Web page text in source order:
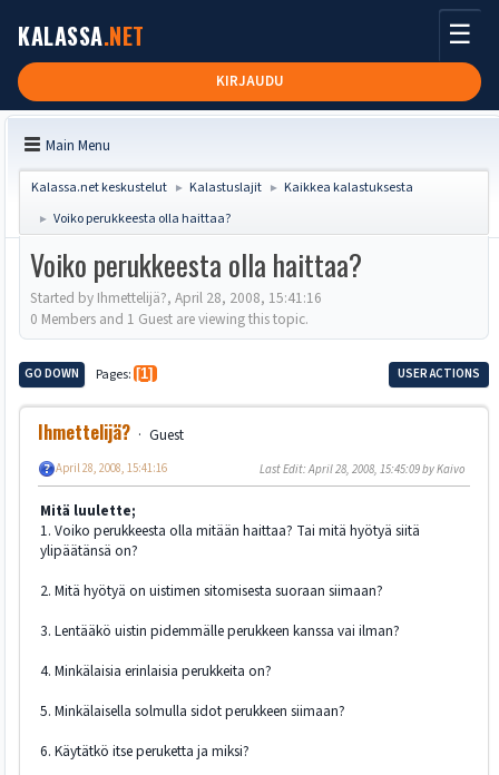
KALASSA.NET
KIRJAUDU
☰
Main Menu
Kalassa.net keskustelut ► Kalastuslajit ► Kaikkea kalastuksesta
► Voiko perukkeesta olla haittaa?
Voiko perukkeesta olla haittaa?
Started by Ihmettelijä?, April 28, 2008, 15:41:16
0 Members and 1 Guest are viewing this topic.
GO DOWN Pages 1 USER ACTIONS
Ihmettelijä? Guest
April 28, 2008, 15:41:16 Last Edit: April 28, 2008, 15:45:09 by Kaivo
Mitä luulette;
1. Voiko perukkeesta olla mitään haittaa? Tai mitä hyötyä siitä
ylipäätänsä on?
2. Mitä hyötyä on uistimen sitomisesta suoraan siimaan?
3. Lentääkö uistin pidemmälle perukkeen kanssa vai ilman?
4. Minkälaisia erinlaisia perukkeita on?
5. Minkälaisella solmulla sidot perukkeen siimaan?
6. Käytätkö itse peruketta ja miksi?